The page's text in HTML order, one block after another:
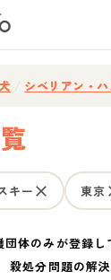
犬 シベリアン・
キー 東京
団体のみが登録
殺処分問題の解